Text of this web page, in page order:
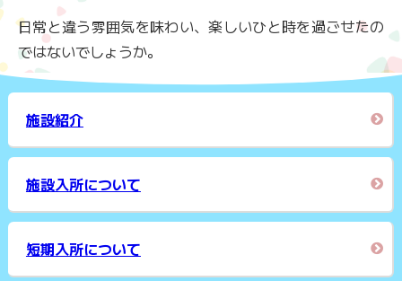
日常と違う雰囲気を味わい、楽しいひと時を過ごせたの
ではないでしょうか。
施設紹介
施設入所について
短期入所について